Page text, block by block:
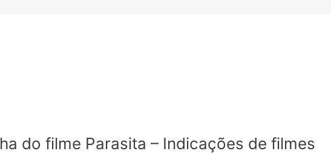
do filme Parasita – Indicações de filmes